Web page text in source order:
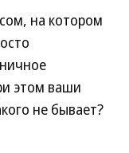
на котором
этом ваши
не бывает?